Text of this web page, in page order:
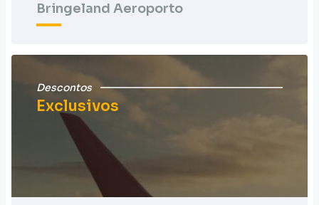
Bringeland Aeroporto
Descontos
Exclusivos